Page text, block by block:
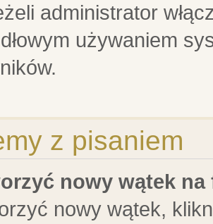
administrator
używaniem
z pisaniem
nowy wątek na
nowy wątek,